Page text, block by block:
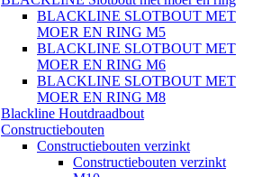
BLACKLINE SLOTBOUT MET
MOER EN RING M5
BLACKLINE SLOTBOUT MET
MOER EN RING M6
BLACKLINE SLOTBOUT MET
MOER EN RING M8
Blackline Houtdraadbout
Constructiebouten
Constructiebouten verzinkt
Constructiebouten verzinkt